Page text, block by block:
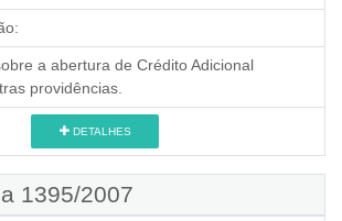
a abertura de Crédito Adicional
providências.
DETALHES
1395/2007